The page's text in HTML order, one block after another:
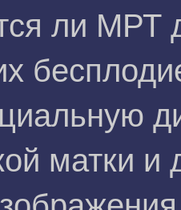
ли МРТ
матки и